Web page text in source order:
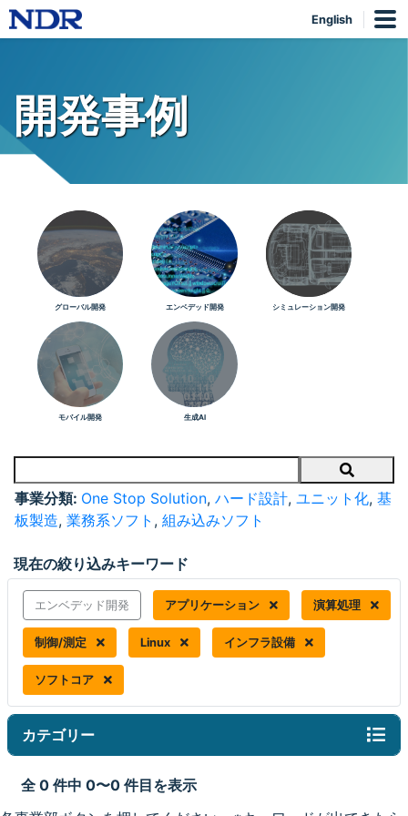
English
開発事例
グローバル開発 エンベデッド開発 シミュレーション開発
モバイル開発 生成AI
Search
事業分類: One Stop Solution, ハード設計, ユニット化, 基
板製造, 業務系ソフト , 組み込みソフト
現在の絞り込みキーワード
エンベデッド開発 アプリケーション 演算処理
制御/測定 Linux インフラ設備
ソフトコア
カテゴリー
全 0 件中 0〜0 件目を表示